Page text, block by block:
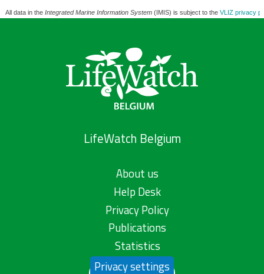
All data in the Integrated Marine Information System(IMIS) is subject to the VLIZ privacy
LifeWatch Belgium
About us
Help Desk
Privacy Policy
Publications
Statistics
Privacy settings